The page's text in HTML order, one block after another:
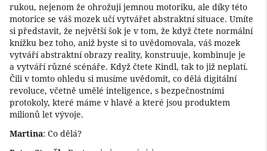
rukou, nejenom že ohrožuji jemnou motoriku, ale díky této
motorice se váš mozek učí vytvářet abstraktní situace. Umíte
si představit, že největší šok je v tom, že když čtete normální
knížku bez toho, aniž byste si to uvědomovala, váš mozek
vytváří abstraktní obrazy reality, konstruuje, kombinuje je
a vytváří různé scénáře. Když čtete Kindl, tak to již neplatí.
Čili v tomto ohledu si musíme uvědomit, co dělá digitální
revoluce, včetně umělé inteligence, s bezpečnostními
protokoly, které máme v hlavě a které jsou produktem
milionů let vývoje.
Martina: Co dělá?